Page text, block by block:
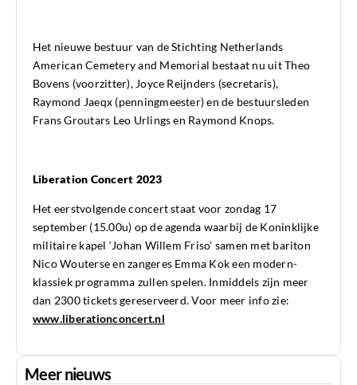
Het nieuwe bestuur van de Stichting Netherlands
American Cemetery and Memorial bestaat nu uit Theo
Bovens (voorzitter), Joyce Reijnders (secretaris),
Raymond Jaeqx (penningmeester) en de bestuursleden
Frans Groutars Leo Urlings en Raymond Knops.
Liberation Concert 2023
Het eerstvolgende concert staat voor zondag 17
september (15.00u) op de agenda waarbij de Koninklijke
militaire kapel ‘Johan Willem Friso’ samen met bariton
Nico Wouterse en zangeres Emma Kok een modern-
klassiek programma zullen spelen. Inmiddels zijn meer
dan 2300 tickets gereserveerd. Voor meer info zie:
www.liberationconcert.nl
Meer nieuws